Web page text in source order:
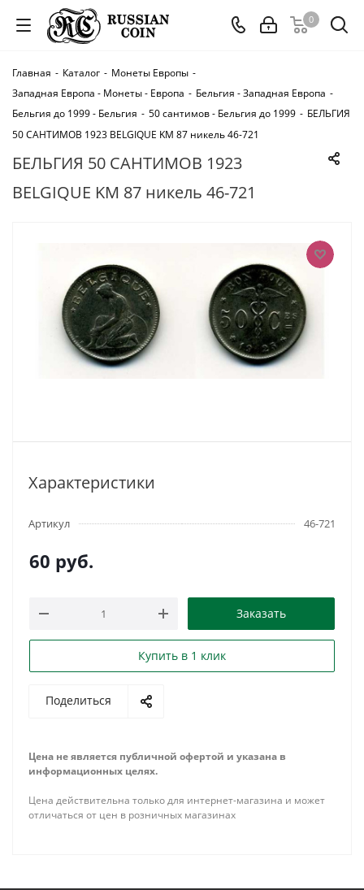
0
Главная - Каталог - Монеты Европы -
Западная Европа - Монеты - Европа - Бельгия - Западная Европа -
Бельгия до 1999 - Бельгия - 50 сантимов - Бельгия до 1999 - БЕЛЬГИЯ
50 САНТИМОВ 1923 BELGIQUE KM 87 никель 46-721
БЕЛЬГИЯ 50 САНТИМОВ 1923
BELGIQUE KM 87 никель 46-721
Характеристики
Артикул 46-721
60 руб.
Заказать
Купить в 1 клик
Поделиться
Цена не является публичной офертой и указана в
информационных целях.
Цена действительна только для интернет-магазина и может
отличаться от цен в розничных магазинах